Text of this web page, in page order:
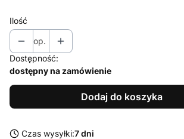
Ilość
op.
Dostępność:
dostępny na zamówienie
Dodaj do koszyka
Czas wysyłki:7 dni